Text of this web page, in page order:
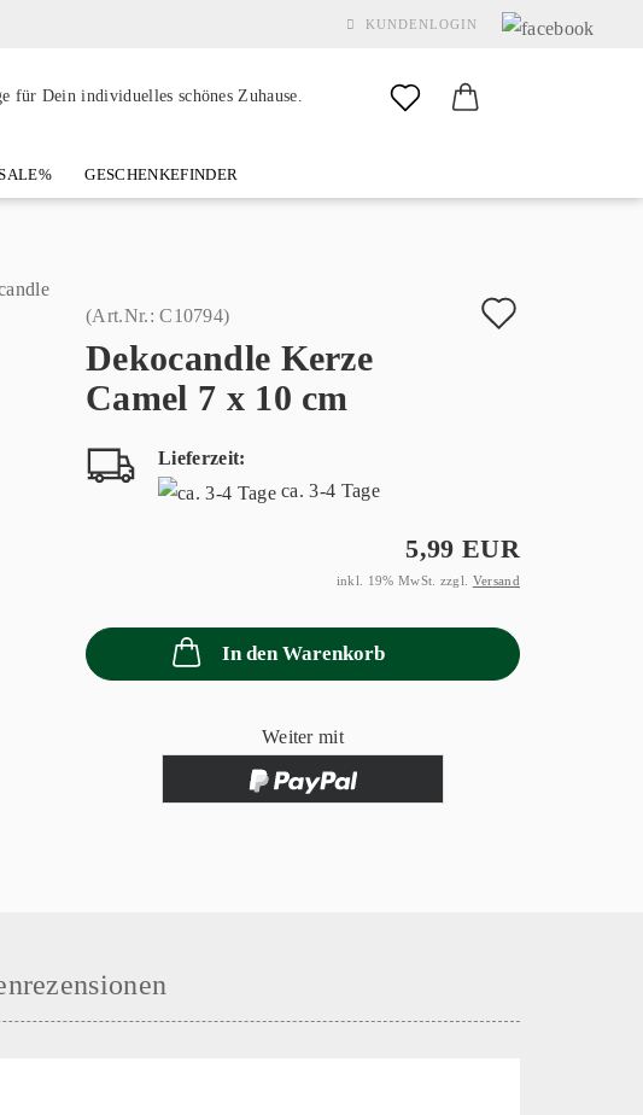
KUNDENLOGIN
Konto erstellen
für Dein individuelles schönes Zuhause.
GESCHENKEFINDER
(Art.Nr.:C10794)
Dekocandle Kerze
Camel 7 x 10 cm
Lieferzeit:
ca. 3-4 Tage
5,99 EUR
inkl. 19% MwSt. zzgl. Versand
In den Warenkorb
Weiter mit